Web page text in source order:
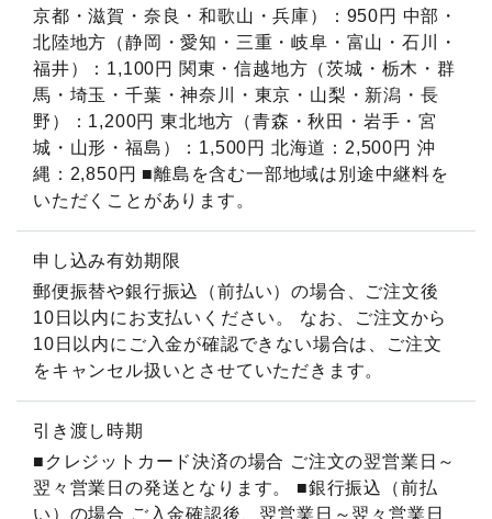
京都・滋賀・奈良・和歌山・兵庫）：950円 中部・
北陸地方（静岡・愛知・三重・岐阜・富山・石川・
福井）：1,100円 関東・信越地方（茨城・栃木・群
馬・埼玉・千葉・神奈川・東京・山梨・新潟・長
野）：1,200円 東北地方（青森・秋田・岩手・宮
城・山形・福島）：1,500円 北海道：2,500円 沖
縄：2,850円 ■離島を含む一部地域は別途中継料を
いただくことがあります。
申し込み有効期限
郵便振替や銀行振込（前払い）の場合、ご注文後
10日以内にお支払いください。 なお、ご注文から
10日以内にご入金が確認できない場合は、ご注文
をキャンセル扱いとさせていただきます。
引き渡し時期
■クレジットカード決済の場合 ご注文の翌営業日～
翌々営業日の発送となります。 ■銀行振込（前払
い）の場合 ご入金確認後、翌営業日～翌々営業日